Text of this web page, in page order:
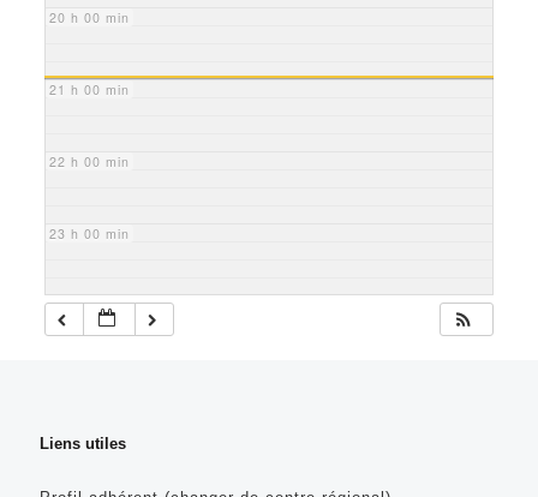
20 h 00 min
21 h 00 min
22 h 00 min
23 h 00 min
Liens utiles